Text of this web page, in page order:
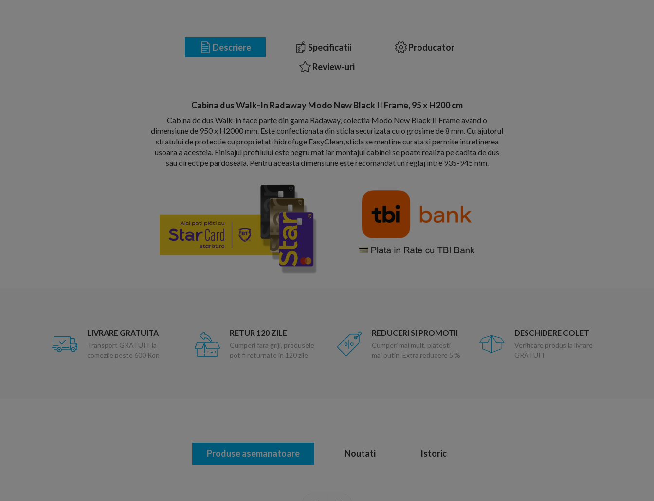
Descriere Specificatii
Producator
Review-uri
Cabina dus Walk-In Radaway Modo New Black II Frame, 95 x H200 cm
Cabina de dus Walk-in face parte din gama Radaway, colectia Modo New Black II Frame avand o
dimensiune de 950 x H2000 mm. Este confectionata din sticla securizata cu o grosime de 8 mm. Cu ajutorul
stratului de protectie cu proprietati hidrofuge EasyClean, sticla se mentine curata si permite intretinerea
usoara a acesteia. Finisajul profilului este negru mat iar montajul cabinei se poate realiza pe cadita de dus
sau direct pe pardoseala. Pentru aceasta dimensiune este recomandat un reglaj intre 935-945 mm.
LIVRARE GRATUITA
Transport GRATUIT la
comezile peste 600 Ron
RETUR 120 ZILE
Cumperi fara griji, produsele
pot fi returnate in 120 zile
REDUCERI SI PROMOTII
Cumperi mai mult, platesti
mai putin. Extra reducere 5 %
DESCHIDERE COLET
Verificare produs la livrare
GRATUIT
Produse asemanatoare Noutati Istoric